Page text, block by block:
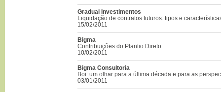
Gradual Investimentos
Liquidação de contratos futuros: tipos e
15/02/2011
Bigma
Contribuições do Plantio Direto
10/02/2011
Bigma Consultoria
Boi: um olhar para a última década e para as
03/01/2011